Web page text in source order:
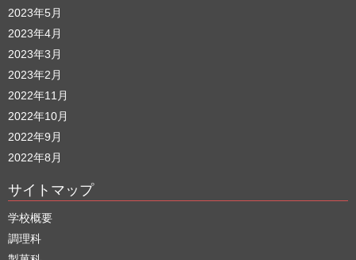
2023年5月
2023年4月
2023年3月
2023年2月
2022年11月
2022年10月
2022年9月
2022年8月
サイトマップ
学校概要
調理科